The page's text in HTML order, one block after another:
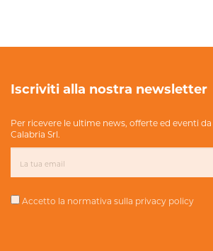
Iscriviti alla nostra newsletter
Per ricevere le ultime news, offerte ed eventi
Calabria Srl.
Accetto la normativa sulla privacy policy